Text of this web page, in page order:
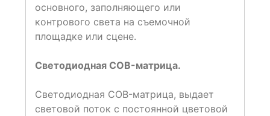
основного, заполняющего или
контрового света на съемочной
площадке или сцене.
Светодиодная COB-матрица.
Светодиодная COB-матрица, выдает
световой поток с постоянной цветовой